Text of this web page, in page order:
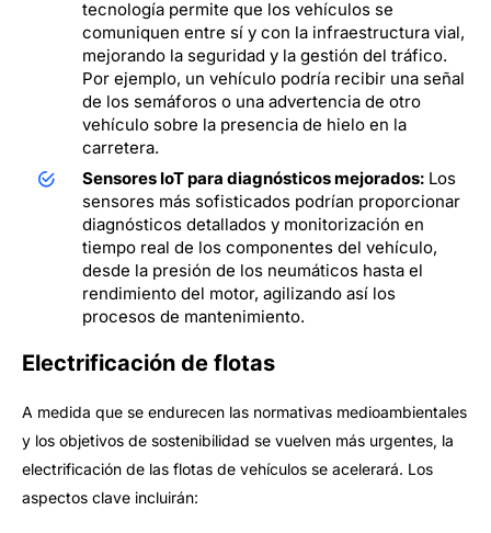
tecnología permite que los vehículos se
comuniquen entre sí y con la infraestructura vial,
mejorando la seguridad y la gestión del tráfico.
Por ejemplo, un vehículo podría recibir una señal
de los semáforos o una advertencia de otro
vehículo sobre la presencia de hielo en la
carretera.
Sensores IoT para diagnósticos mejorados: Los
sensores más sofisticados podrían proporcionar
diagnósticos detallados y monitorización en
tiempo real de los componentes del vehículo,
desde la presión de los neumáticos hasta el
rendimiento del motor, agilizando así los
procesos de mantenimiento.
Electrificación de flotas
A medida que se endurecen las normativas medioambientales
y los objetivos de sostenibilidad se vuelven más urgentes, la
electrificación de las flotas de vehículos se acelerará. Los
aspectos clave incluirán: